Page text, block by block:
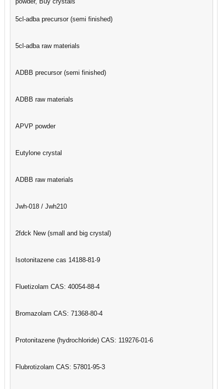
5cl-adba precursor (semi finished)
5cl-adba raw materials
ADBB precursor (semi finished)
ADBB raw materials
APVP powder
Eutylone crystal
ADBB raw materials
Jwh-018 / Jwh210
2fdck New (small and big crystal)
Isotonitazene cas 14188-81-9
Fluetizolam CAS: 40054-88-4
Bromazolam CAS: 71368-80-4
Protonitazene (hydrochloride) CAS: 119276-01-6
Flubrotizolam CAS: 57801-95-3